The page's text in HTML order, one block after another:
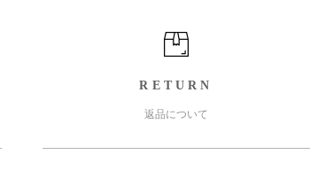
RETURN
返品について